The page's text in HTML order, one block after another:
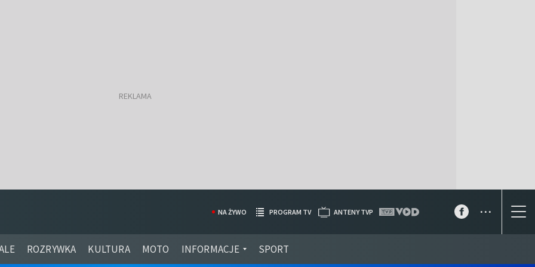
ROZRYWKA KULTURA MOTO INFORMACJE SPORT
NA ŻYWO PROGRAM TV ANTENY TVP ...